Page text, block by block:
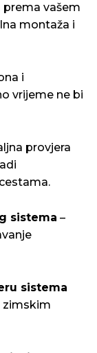
vašem
montaža i
i
vrijeme ne bi
provjera
sistema –
sistema
zimskim